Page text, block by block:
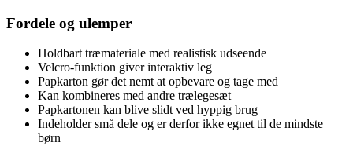
Fordele og ulemper
Holdbart træmateriale med realistisk udseende
Velcro-funktion giver interaktiv leg
Papkarton gør det nemt at opbevare og tage med
Kan kombineres med andre trælegesæt
Papkartonen kan blive slidt ved hyppig brug
Indeholder små dele og er derfor ikke egnet til de mindste
børn